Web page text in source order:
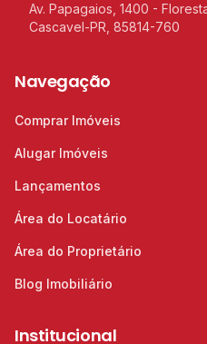
Av. Papagaios, 1400 -
Cascavel-PR, 85814-760
Navegação
Comprar Imóveis
Alugar Imóveis
Lançamentos
Área do Locatário
Área do Proprietário
Blog Imobiliário
Institucional